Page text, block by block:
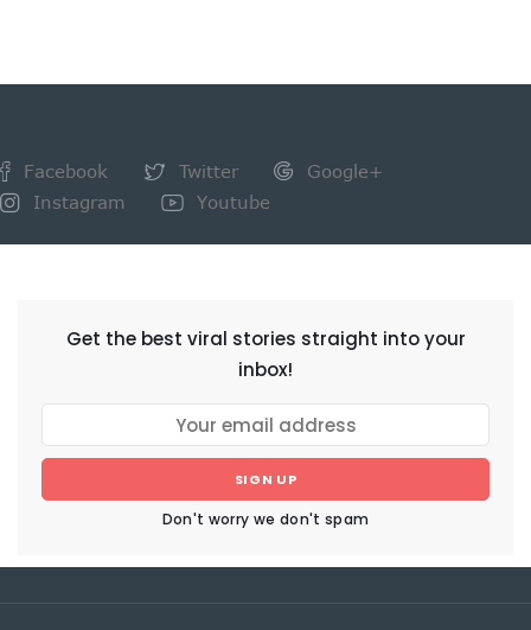
Facebook Twitter
Google+
Instagram
Youtube
Get the best viral stories straight into your
inbox!
SIGN UP
Don't worry we don't spam